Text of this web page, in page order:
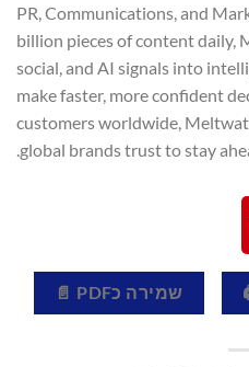
PR, Communications, and
billion pieces of content daily,
social, and AI signals into
make faster, more confident
customers worldwide,
global brands trust to stay
שמירה כPDF 📄